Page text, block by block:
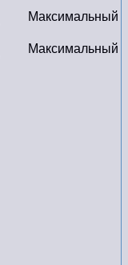
Максимальный
Максимальный